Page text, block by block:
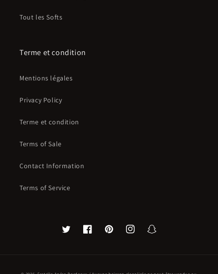
Tout les Softs
Terme et condition
Mentions légales
Privacy Policy
Terme et condition
Terms of Sale
Contact Information
Terms of Service
TwitterFacebookPinterestInstagramSnapchat